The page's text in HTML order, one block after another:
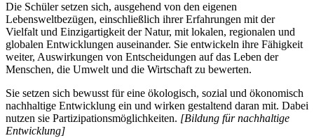
Die Schüler setzen sich, ausgehend von den eigenen
Lebensweltbezügen, einschließlich ihrer Erfahrungen mit der
Vielfalt und Einzigartigkeit der Natur, mit lokalen, regionalen und
globalen Entwicklungen auseinander. Sie entwickeln ihre Fähigkeit
weiter, Auswirkungen von Entscheidungen auf das Leben der
Menschen, die Umwelt und die Wirtschaft zu bewerten.
Sie setzen sich bewusst für eine ökologisch, sozial und ökonomisch
nachhaltige Entwicklung ein und wirken gestaltend daran mit. Dabei
nutzen sie Partizipationsmöglichkeiten. [Bildung für nachhaltige
Entwicklung]